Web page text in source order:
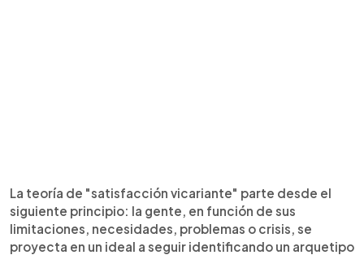
La teoría de "satisfacción vicariante" parte desde el
siguiente principio: la gente, en función de sus
limitaciones, necesidades, problemas o crisis, se
proyecta en un ideal a seguir identificando un arquetipo